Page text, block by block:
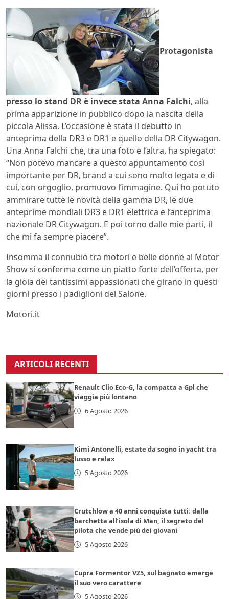
Protagonista
presso lo stand DR è invece stata Anna Falchi, alla
prima apparizione in pubblico dopo la nascita della
piccola Alissa. L’occasione è stata il debutto in
anteprima della DR3 e DR1 e quello della DR Citywagon.
Una Anna Falchi che, tra una foto e l’altra, ha spiegato:
“Non potevo mancare a questo appuntamento così
importante per DR, brand a cui sono molto legata e di
cui, con orgoglio, promuovo l’immagine. Qui ho potuto
ammirare tutte le novità della gamma DR, le due
anteprime mondiali DR3 e DR1 elettrica e l’anteprima
nazionale DR Citywagon. E poi torno dalle mie parti, il
che mi fa sempre piacere”.
Insomma il connubio tra motori e belle donne al Motor
Show si conferma come un piatto forte dell’offerta, per
la gioia dei tantissimi appassionati che girano in questi
giorni presso i padiglioni del Salone.
Motori.it
ARTICOLI RECENTI
Renault Clio Eco-G, la compatta a Gpl che
viaggia più lontano
6 Agosto 2026
Kimi Antonelli, estate da sogno in yacht tra
lusso e relax
5 Agosto 2026
Crutchlow a 40 anni conquista tutti: dalla
barchetta all’isola di Man, il segreto del
pilota che vende più dei giovani
5 Agosto 2026
Cupra Formentor VZ5, sul bagnato emerge
il suo vero carattere
5 Agosto 2026